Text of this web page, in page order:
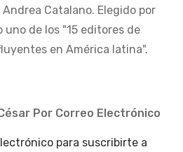
Catalano. Elegido por
uno de los "15 editores de
en América latina".
Por Correo Electrónico
para suscribirte a